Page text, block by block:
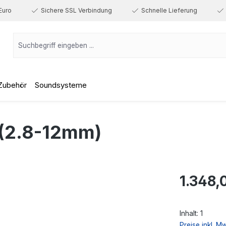
Sichere SSL Verbindung Schnelle Lieferung
Soundsysteme
12mm)
Regulärer
Inhalt: 1